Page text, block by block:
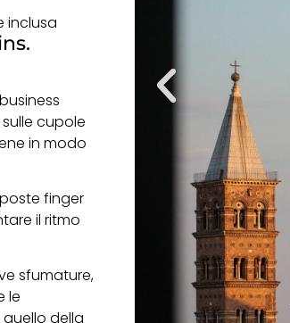
inclusa
cupole
in modo
finger
il ritmo
sfumature,
le
della